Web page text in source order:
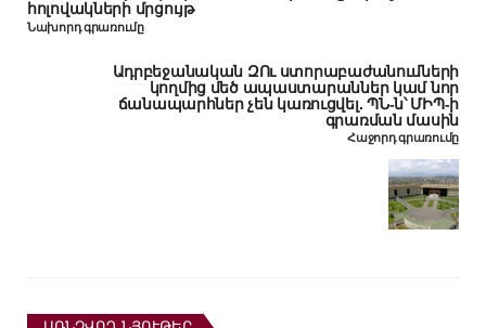
հոլովակների մրցույթ
Նախորդ գրառումը
Ադրբեջանական ԶՈւ ստորաբաժանումների
կողմից մեծ ապաստարաններ կամ նոր
ճանապարհներ չեն կառուցվել. ՊՆ-ն՝ ՄԻՊ-ի
գրառման մասին
Հաջորդ գրառումը